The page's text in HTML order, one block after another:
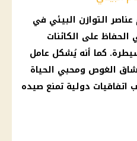
التوازن البيئي في
على الكائنات
كما أنه يُشكل عامل
الغوص ومحبي الحياة
اتفاقيات دولية تمنع صيده